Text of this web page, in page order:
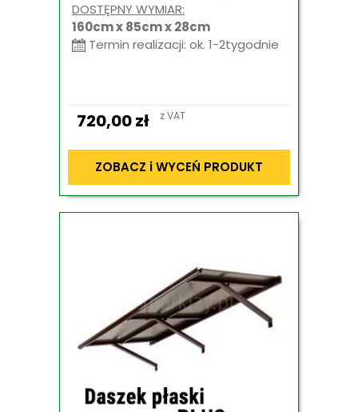
DOSTĘPNY WYMIAR:
160cm x 85cm x 28cm
Termin realizacji: ok. 1-2tygodnie
720,00zł z VAT
ZOBACZ i WYCEŃ PRODUKT